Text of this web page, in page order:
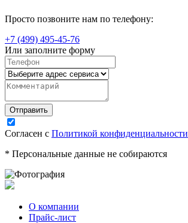
Просто позвоните нам по телефону:
+7 (499) 495-45-76
Или заполните форму
Согласен с Политикой конфиденциальности
* Персональные данные не собираются
О компании
Прайс-лист